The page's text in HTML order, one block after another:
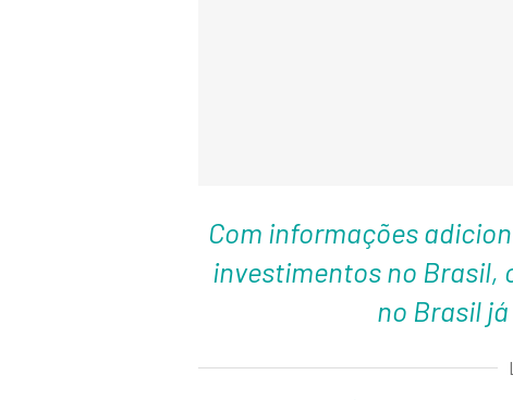
Com informações
investimentos no Brasil,
no Brasil